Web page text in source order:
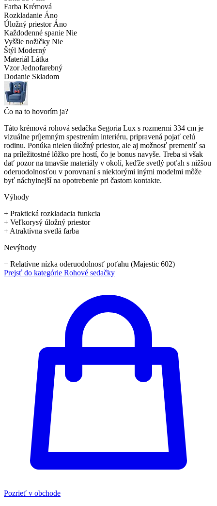
Farba Krémová
Rozkladanie Áno
Úložný priestor Áno
Každodenné spanie Nie
Vyššie nožičky Nie
Štýl Moderný
Materiál Látka
Vzor Jednofarebný
Dodanie Skladom
Čo na to hovorím ja?
Táto krémová rohová sedačka Segoria Lux s rozmermi 334 cm je
vizuálne príjemným spestrením interiéru, pripravená pojať celú
rodinu. Ponúka nielen úložný priestor, ale aj možnosť premeniť sa
na príležitostné lôžko pre hostí, čo je bonus navyše. Treba si však
dať pozor na tmavšie materiály v okolí, keďže svetlý poťah s nižšou
oderuodolnosťou v porovnaní s niektorými inými modelmi môže
byť náchylnejší na opotrebenie pri častom kontakte.
Výhody
+ Praktická rozkladacia funkcia
+ Veľkorysý úložný priestor
+ Atraktívna svetlá farba
Nevýhody
− Relatívne nízka oderuodolnosť poťahu (Majestic 602)
Prejsť do kategórie Rohové sedačky
Pozrieť v obchode